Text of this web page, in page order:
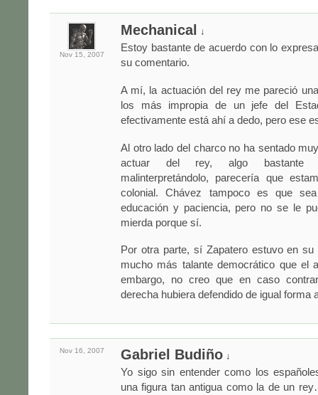
Nov 15, 2007
Mechanical ↓
Estoy bastante de acuerdo con lo
su comentario.
A mí, la actuación del rey me pareció
los más impropia de un jefe del
efectivamente está ahí a dedo, pero ese
Al otro lado del charco no ha sentado
actuar del rey, algo bastante
malinterpretándolo, parecería que
colonial. Chávez tampoco es que
educación y paciencia, pero no se le
mierda porque sí.
Por otra parte, sí Zapatero estuvo en
mucho más talante democrático que el
embargo, no creo que en caso
derecha hubiera defendido de igual forma
Nov 16, 2007 Gabriel Budiño ↓
Yo sigo sin entender como los
una figura tan antigua como la de un